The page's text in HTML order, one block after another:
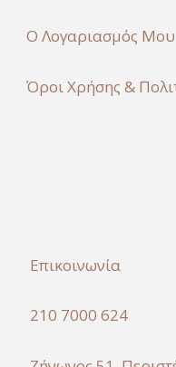
Ο Λογαριασμός Μου
Όροι Χρήσης &
Επικοινωνία
210 7000 624